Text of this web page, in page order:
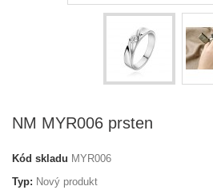
NM MYR006 prsten
Kód skladu MYR006
Typ: Nový produkt